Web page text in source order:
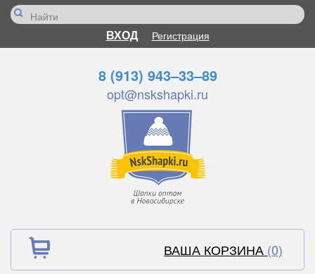
ВХОД Регистрация
8 (913) 943–33–89
opt@nskshapki.ru
ВАША КОРЗИНА (0)